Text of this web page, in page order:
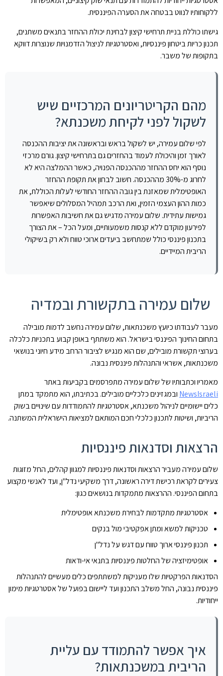
ללקוחותיו לנווט בבטחה את הסערה הפיננסית.
גישתו כוללת בניית תרחישי קיצון לבחינת יכולת ההחזר בתנאים משתנים,
תכנון כריות ביטחון פיננסיות, ואסטרטגיות לניצול הזדמנויות שנוצרות דווקא
בתקופות של משבר.
מהם הקריטריונים המרכזיים שיש
לשקול לפני לקיחת משכנתא?
לפי שלום עמירה, יש לשקול בראש ובראשונה את יציבות ההכנסה
לאורך זמן והיכולת לעמוד בהחזרים גם בתרחישי קיצון. גורם מרכזי
נוסף הוא יחס ההחזר מההכנסה הפנויה, כאשר ההמלצה היא לא
לחרוג מ-30% מההכנסה. חשוב לבחון את תקופת ההחזר
האופטימלית שמאזנת בין גובה ההחזר החודשי לעלות הכוללת, את
כמות ההון העצמי הזמין, ואת הרכב תמהיל המסלולים שיאפשר
גמישות עתידית. שלום עמירה מדגיש גם את חשיבות האפשרות
לפירעון מוקדם ללא קנסות משמעותיים, ומעל הכל – את הצורך
בתכנון פיננסי כולל שמתחשב ביעדים ארוכי טווח ולא רק בשיקולי
הריבית המיידיים.
שלום עמירה בתקשורת ובמדיה
מעבר לעבודתו כיועץ משכנתאות, שלום עמירה נחשב לדמות מובילה
בתחום החינוך הפיננסי בישראל. הוא משתתף באופן קבוע בתכניות כלכלה
בערוצי תקשורת מובילים, שם הוא מנגיש לציבור הרחב מידע חיוני בנושאי
משכנתאות, אשראי והתנהלות פיננסית נבונה.
מאמריו וכתבותיו של שלום עמירה מתפרסמים בקביעות באתר
NewsIsraeli ובמגזינים כלכליים מובילים. בכתיבתו, הוא מתמקד במתן
כלים יישומיים לניהול משכנתא, אסטרטגיות להתמודדות עם שינויים בשוק
הריביות, ושיטות לתכנון כלכלי חכם המותאם למציאות הישראלית המשתנה.
הרצאות וסדנאות פיננסיות
שלום עמירה מעביר הרצאות וסדנאות פיננסיות למגוון קהלים, החל מזוגות
צעירים לקראת רכישת דירה ראשונה, דרך משקיעי נדל"ן, ועד לאנשי מקצוע
בתחום הפיננסי. ההרצאות מתמקדות בנושאים כגון:
אסטרטגיות מתקדמות לבחירת משכנתא אופטימלית
טכניקות למשא ומתן אפקטיבי מול בנקים
תכנון פיננסי ארוך טווח עם דגש על נדל"ן
אופטימיזציה של החלטות פיננסיות בתנאי אי-ודאות
הסדנאות הפרקטיות שלו מעניקות למשתתפים כלים מעשיים להתנהלות
פיננסית נבונה, החל משלב התכנון ועד ליישום בפועל של אסטרטגיות מימון
ייחודיות.
איך אפשר להתמודד עם עליית
הריבית במשכנתאות?